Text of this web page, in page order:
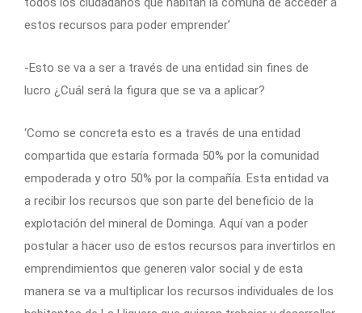
estos recursos para poder emprender’
-Esto se va a ser a través de una entidad sin fines de
lucro ¿Cuál será la figura que se va a aplicar?
‘Como se concreta esto es a través de una entidad
compartida que estaría formada 50% por la comunidad
empoderada y otro 50% por la compañía. Esta entidad va
a recibir los recursos que son parte del beneficio de la
explotación del mineral de Dominga. Aquí van a poder
postular a hacer uso de estos recursos para invertirlos en
emprendimientos que generen valor social y de esta
manera se va a multiplicar los recursos individuales de los